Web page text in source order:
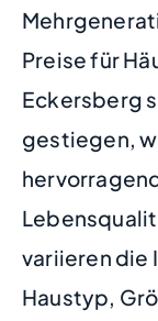
Preise für
Eckersberg
gestiegen,
variieren die
Haustyp,